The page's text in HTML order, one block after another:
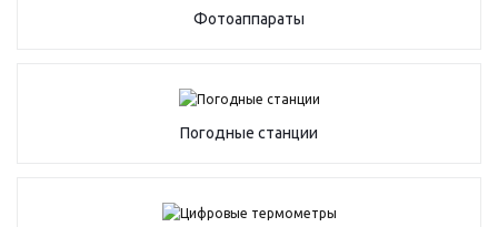
Фотоаппараты
Погодные станции